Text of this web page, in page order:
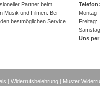
Partner beim
Musik und Filmen. Bei
bestmöglichen Service.
Montag
Uns
|Widerrufsbelehrung | Muster